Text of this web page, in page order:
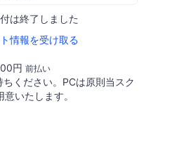
は終了しました
情報を受け取る
円 前払い
ください。PCは原則当スク
いたします。